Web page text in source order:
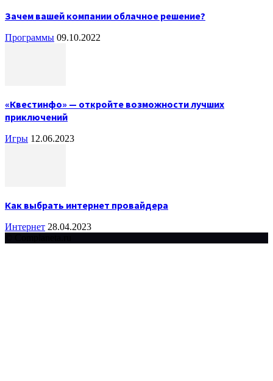
Зачем вашей компании облачное решение?
Программы 09.10.2022
«Квестинфо» — откройте возможности лучших
приключений
Игры 12.06.2023
Как выбрать интернет провайдера
Интернет 28.04.2023